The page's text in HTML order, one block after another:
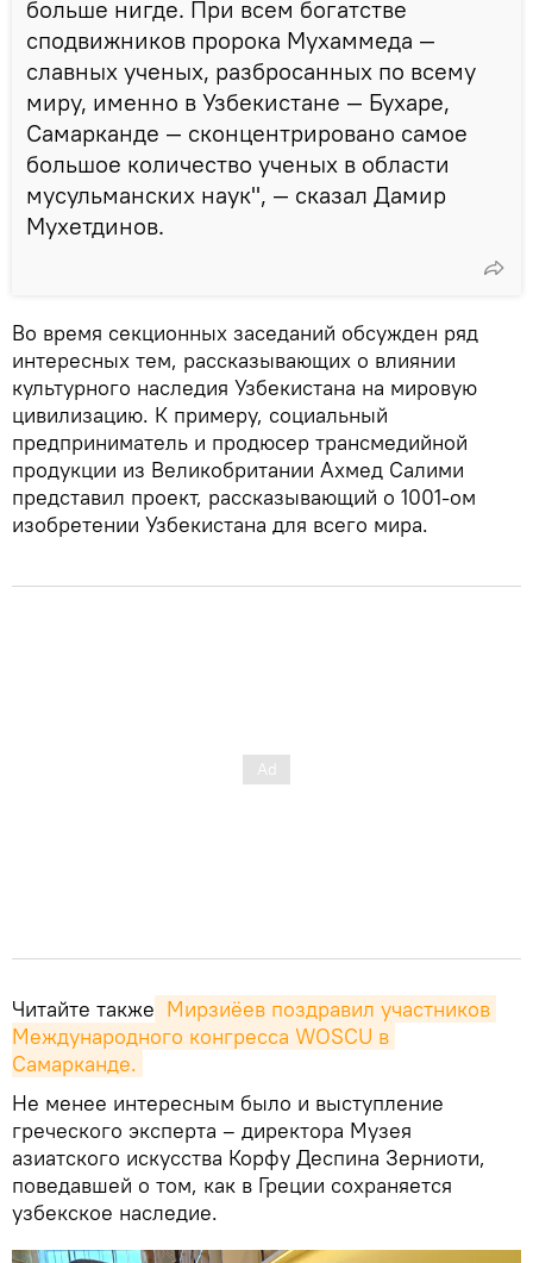
больше нигде. При всем богатстве
сподвижников пророка Мухаммеда —
славных ученых, разбросанных по всему
миру, именно в Узбекистане — Бухаре,
Самарканде — сконцентрировано самое
большое количество ученых в области
мусульманских наук", — сказал Дамир
Мухетдинов.
Во время секционных заседаний обсужден ряд
интересных тем, рассказывающих о влиянии
культурного наследия Узбекистана на мировую
цивилизацию. К примеру, социальный
предприниматель и продюсер трансмедийной
продукции из Великобритании Ахмед Салими
представил проект, рассказывающий о 1001-ом
изобретении Узбекистана для всего мира.
Читайте также Мирзиёев поздравил участников
Международного конгресса WOSCU в
Самарканде.
Не менее интересным было и выступление
греческого эксперта – директора Музея
азиатского искусства Корфу Деспина Зерниоти,
поведавшей о том, как в Греции сохраняется
узбекское наследие.